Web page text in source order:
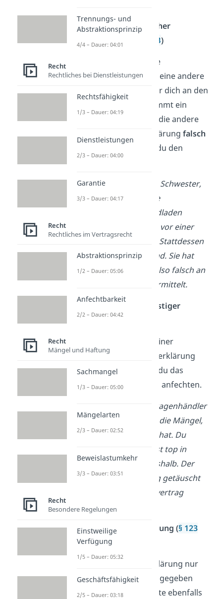
Anfechtung wegen falscher
Übermittlung ( § 120 BGB)
Stell dir vor, du gibst eine
Willenserklärung ab und eine andere
Person übermittelt sie für dich an den
Empfänger. Dadurch kommt ein
Vertrag zustande. Wenn die andere
Person deine Willenserklärungfalsch
hat, kannst du den
Vertrag anfechten.
Beispiel:Du sagst deiner Schwester,
sie soll für dich das blaue
Mountainbike im Fahrradladen
kaufen, das du dir schon vor einer
Woche ausgesucht hast. Stattdessen
kauft sie ein rotes Fahrrad. Sie hat
deine Willenserklärung also falsch an
den Fahrradhändler übermittelt.
Anfechtung wegen arglistiger
Täuschung (§ 123 BGB
Wenn du nur aufgrund einer
Täuschungdeine Willenserklärung
abgegeben hast, kannst du das
Rechtsgeschäft ebenfalls anfechten.
Ein Gebrauchtwagenhändler
verschweigt dir bewusst die Mängel,
die ein bestimmtes Auto hat. Du
denkst somit, das Auto ist top in
Schuss und kaufst es deshalb. Der
Händler hat dich arglistig getäuscht
und du kannst den Kaufvertrag
anfechten.
Anfechtung wegen Drohung (§ 123
BGB)
Wenn du eine Willenserklärung nur
wegen einerDrohung
abgegeben
hast, sind Rechtsgeschäfte ebenfalls
Trennungs- und
Abstraktionsprinzip
4/4 – Dauer: 04:01
Recht
Rechtliches bei Dienstleistungen
Rechtsfähigkeit
1/3 – Dauer: 04:19
Dienstleistungen
2/3 – Dauer: 04:00
Garantie
3/3 – Dauer: 04:17
Recht
Rechtliches im Vertragsrecht
Abstraktionsprinzip
1/2 – Dauer: 05:06
Anfechtbarkeit
2/2 – Dauer: 04:42
Recht
Mängel und Haftung
Sachmangel
1/3 – Dauer: 05:00
Mängelarten
2/3 – Dauer: 02:52
Beweislastumkehr
3/3 – Dauer: 03:51
Recht
Besondere Regelungen
Einstweilige
Verfügung
1/5 – Dauer: 05:32
Geschäftsfähigkeit
2/5 – Dauer: 03:18